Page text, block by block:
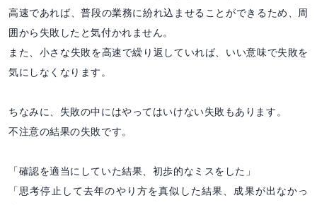
高速であれば、普段の業務に紛れ込ませることができるため、周
囲から失敗したと気付かれません。
また、小さな失敗を高速で繰り返していれば、いい意味で失敗を
気にしなくなります。
ちなみに、失敗の中にはやってはいけない失敗もあります。
不注意の結果の失敗です。
「確認を適当にしていた結果、初歩的なミスをした」
「思考停止して去年のやり方を真似した結果、成果が出なかっ